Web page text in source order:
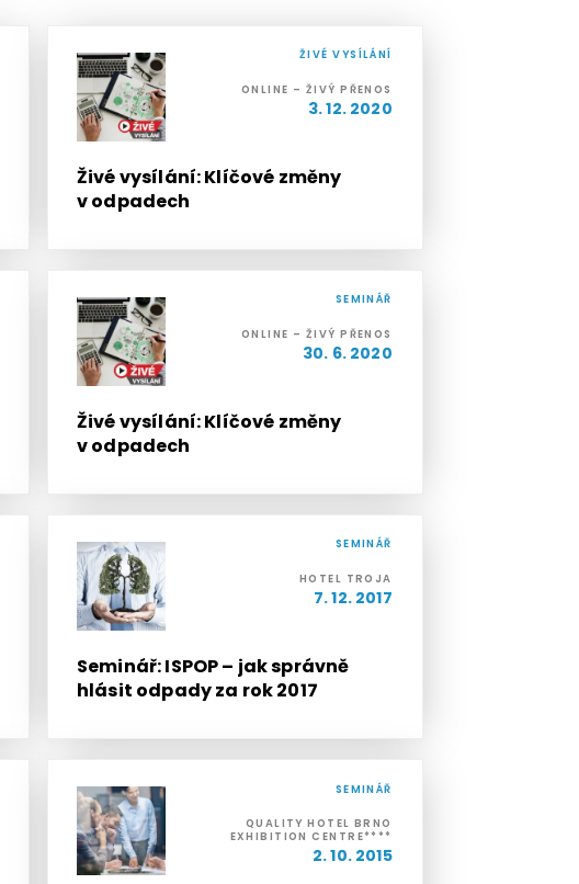
ŽIVÉ VYSÍLÁNÍ
ONLINE – ŽIVÝ PŘENOS
3. 12. 2020
Živé vysílání: Klíčové změny
v odpadech
SEMINÁŘ
ONLINE – ŽIVÝ PŘENOS
30. 6. 2020
Živé vysílání: Klíčové změny
v odpadech
SEMINÁŘ
HOTEL TROJA
7. 12. 2017
Seminář: ISPOP – jak správně
hlásit odpady za rok 2017
SEMINÁŘ
QUALITY HOTEL BRNO
EXHIBITION CENTRE****
2. 10. 2015